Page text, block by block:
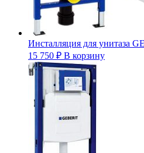
Инсталляция для унитаза
15 750 ₽ В корзину